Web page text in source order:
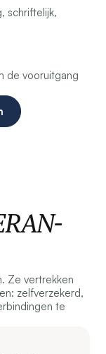
schriftelijk,
de vooruitgang
Ze vertrekken
zelfverzekerd,
te